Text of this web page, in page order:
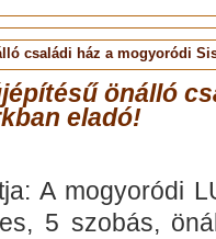
önálló
eladó!
A mogyoródi
5 szobás,